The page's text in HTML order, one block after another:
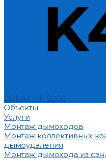
CORAX HP 5000
Объекты
Услуги
Монтаж дымоходов
Монтаж коллективных
дымоудаления
Монтаж дымохода из